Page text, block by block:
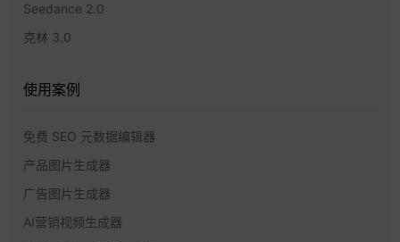
Seedance 2.0
克林 3.0
使用案例
免费 SEO 元数据编辑器
产品图片生成器
广告图片生成器
AI营销视频生成器